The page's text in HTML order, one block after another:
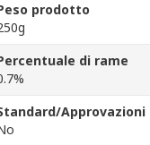
prodotto
di rame
Approvazioni